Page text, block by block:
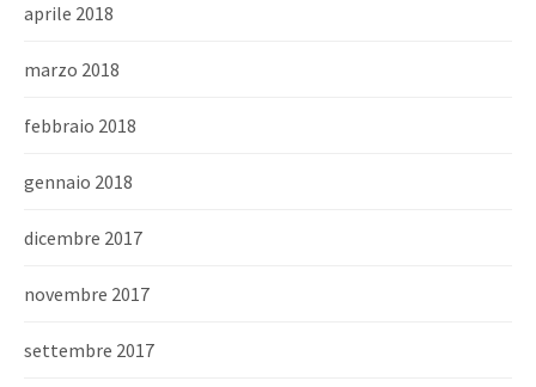
aprile 2018
marzo 2018
febbraio 2018
gennaio 2018
dicembre 2017
novembre 2017
settembre 2017